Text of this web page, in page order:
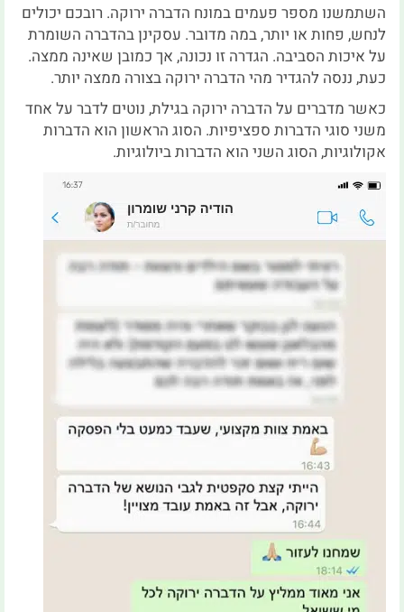
השתמשנו מספר פעמים במונח הדברה ירוקה. רובכם יכולים
לנחש, פחות או יותר, במה מדובר. עסקינן בהדברה השומרת
על איכות הסביבה. הגדרה זו נכונה, אך כמובן שאינה ממצה.
כעת, ננסה להגדיר מהי הדברה ירוקה בצורה ממצה יותר.
כאשר מדברים על הדברה ירוקה בגילת, נוטים לדבר על אחד
משני סוגי הדברות ספציפיות. הסוג הראשון הוא הדברות
אקולוגיות, הסוג השני הוא הדברות ביולוגיות.